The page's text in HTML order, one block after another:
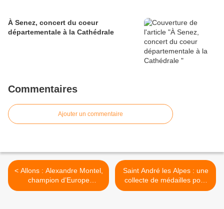
À Senez, concert du coeur
départementale à la Cathédrale
Commentaires
Ajouter un commentaire
< Allons : Alexandre Montel,
champion d’Europe
amateur de XTerra 2016
Saint André les Alpes : une
collecte de médailles pour
les donneurs de sang >